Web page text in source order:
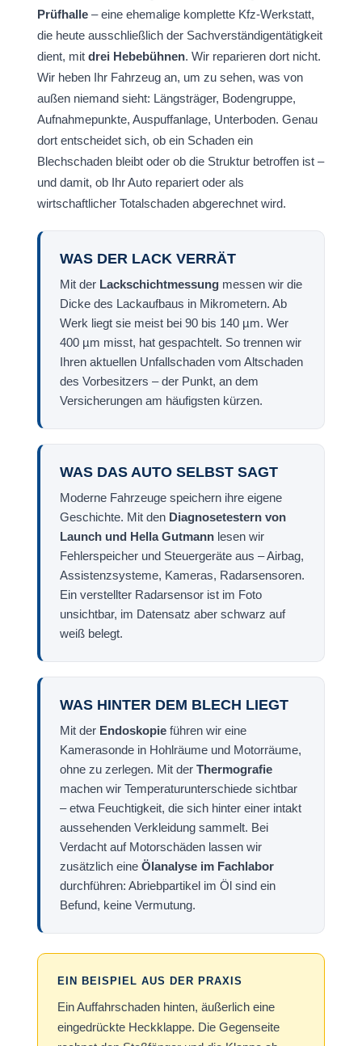
Prüfhalle– eine ehemalige komplette Kfz-Werkstatt,
die heute ausschließlich der Sachverständigentätigkeit
dient, mit drei Hebebühnen. Wir reparieren dort nicht.
Wir heben Ihr Fahrzeug an, um zu sehen, was von
außen niemand sieht: Längsträger, Bodengruppe,
Aufnahmepunkte, Auspuffanlage, Unterboden. Genau
dort entscheidet sich, ob ein Schaden ein
Blechschaden bleibt oder ob die Struktur betroffen ist –
und damit, ob Ihr Auto repariert oder als
wirtschaftlicher Totalschaden abgerechnet wird.
WAS DER LACK VERRÄT
Mit der Lackschichtmessungmessen wir die
Dicke des Lackaufbaus in Mikrometern. Ab
Werk liegt sie meist bei 90 bis 140 µm. Wer
400 µm misst, hat gespachtelt. So trennen wir
Ihren aktuellen Unfallschaden vom Altschaden
des Vorbesitzers – der Punkt, an dem
Versicherungen am häufigsten kürzen.
WAS DAS AUTO SELBST SAGT
Moderne Fahrzeuge speichern ihre eigene
Geschichte. Mit den Diagnosetestern von
Launch und Hella Gutmannlesen wir
Fehlerspeicher und Steuergeräte aus – Airbag,
Assistenzsysteme, Kameras, Radarsensoren.
Ein verstellter Radarsensor ist im Foto
unsichtbar, im Datensatz aber schwarz auf
weiß belegt.
WAS HINTER DEM BLECH LIEGT
Mit der Endoskopieführen wir eine
Kamerasonde in Hohlräume und Motorräume,
ohne zu zerlegen. Mit der Thermografie
machen wir Temperaturunterschiede sichtbar
– etwa Feuchtigkeit, die sich hinter einer intakt
aussehenden Verkleidung sammelt. Bei
Verdacht auf Motorschäden lassen wir
zusätzlich eine Ölanalyse im Fachlabor
durchführen: Abriebpartikel im Öl sind ein
Befund, keine Vermutung.
EIN BEISPIEL AUS DER PRAXIS
Ein Auffahrschaden hinten, äußerlich eine
eingedrückte Heckklappe. Die Gegenseite